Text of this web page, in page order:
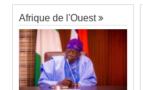
Congo-Brazzaville:Santé publique
- Ollombo réceptionne son hôpital de
référence
Congo-Brazzaville:
Lutte contre
les épidémies - Les employés de la
maison de retraite Kambissi en
formation
Congo-Brazzaville:Distinction -
Darrel Ornelle Elion Assiana promue
maître-assistant Cames
Afrique de l'Ouest